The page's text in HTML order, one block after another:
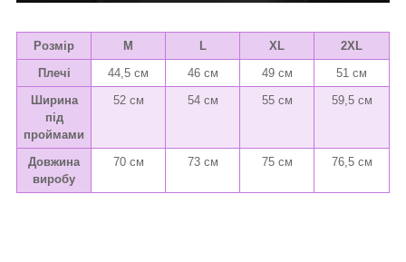
Розмір M L XL
2XL
Плечі
44,5 см 46 см 49 см
51 см
Ширина
під
проймами
52 см 54 см 55 см 59,5 см
Довжина
виробу
70 см 73 см 75 см 76,5 см